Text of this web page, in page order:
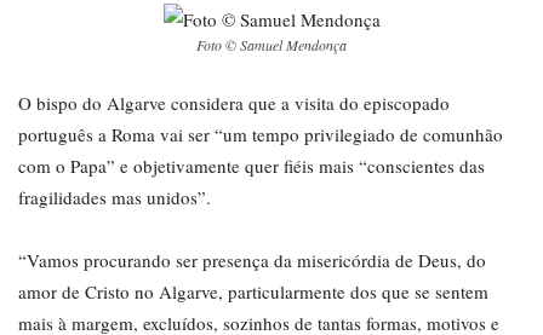
Foto © Samuel Mendonça
O bispo do Algarve considera que a visita do episcopado
português a Roma vai ser “um tempo privilegiado de comunhão
com o Papa” e objetivamente quer fiéis mais “conscientes das
fragilidades mas unidos”.
“Vamos procurando ser presença da misericórdia de Deus, do
amor de Cristo no Algarve, particularmente dos que se sentem
mais à margem, excluídos, sozinhos de tantas formas, motivos e